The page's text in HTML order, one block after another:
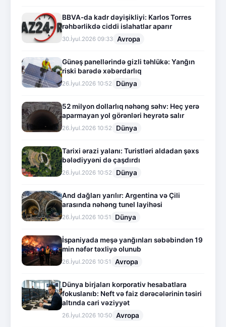
BBVA-da kadr dəyişikliyi: Karlos Torres
rəhbərlikdə ciddi islahatlar aparır
30.İyul.2026 09:33 Avropa
Günəş panellərində gizli təhlükə: Yanğın
riski barədə xəbərdarlıq
26.İyul.2026 10:52 Dünya
52 milyon dollarlıq nəhəng səhv: Heç yerə
aparmayan yol görənləri heyrətə salır
26.İyul.2026 10:52 Dünya
Tarixi ərazi yalanı: Turistləri aldadan şəxs
bələdiyyəni də çaşdırdı
26.İyul.2026 10:52 Dünya
And dağları yarılır: Argentina və Çili
arasında nəhəng tunel layihəsi
26.İyul.2026 10:51 Dünya
İspaniyada meşə yanğınları səbəbindən 19
min nəfər təxliyə olunub
26.İyul.2026 10:51 Avropa
Dünya birjaları korporativ hesabatlara
fokuslanıb: Neft və faiz dərəcələrinin təsiri
altında cari vəziyyət
26.İyul.2026 10:50 Avropa